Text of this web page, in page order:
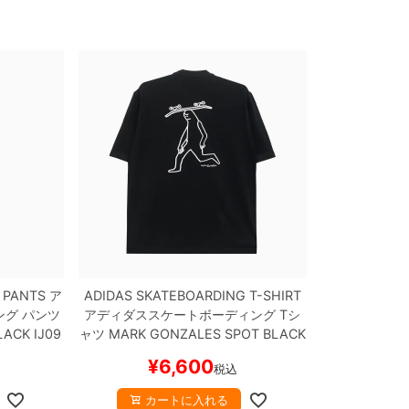
ア
グパンツ
IJ09
ADIDAS SKATEBOARDING T-SHIRT
アディダススケートボーディング Tシ
ャツ MARK GONZALES SPOTBLACK
¥6,600税込
カートに入れる